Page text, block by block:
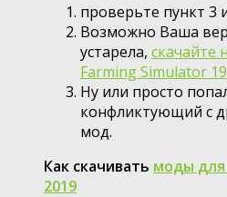
проверьте пункт 3
Возможно Ваша
устарела, скачайте
Farming Simulator 19
Ну или просто
конфликтующий с
мод.
Как скачивать моды для
2019